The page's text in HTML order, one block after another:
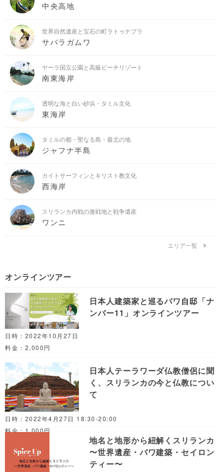
中央高地
世界自然遺産と宝石の町ラトゥナプラ
サバラガムワ
ヤーラ国立公園と高級ビーチリゾート
南東海岸
透明な海と白い砂浜・タミル文化
東海岸
タミルの都・聖なる島・最北の地
ジャフナ半島
カイトサーフィンとキリスト教文化
西海岸
スリランカ内戦の激戦地と戦争遺産
ワンニ
エリア一覧
オンラインツアー
日本人建築家と巡るバワ自邸「ナ
ンバー11」オンラインツアー
日時：2022年10月27日
料金：2,000円
日本人テーラワーダ仏教僧侶に聞
く、スリランカの今と仏教につい
て
日時：2022年4月27日 18:30-20:00
料金：1,000円
地名と地形から紐解くスリランカ
〜世界遺産・バワ建築・セイロン
ティー〜